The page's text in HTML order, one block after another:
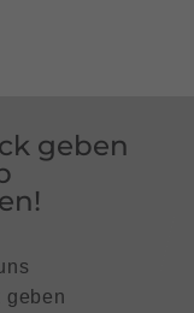
geben
geben